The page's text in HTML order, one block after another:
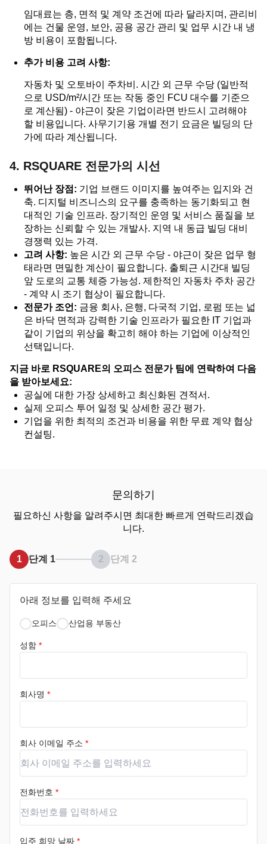
임대료는 층, 면적 및 계약 조건에 따라 달라지며, 관리비
에는 건물 운영, 보안, 공용 공간 관리 및 업무 시간 내 냉
방 비용이 포함됩니다.
추가 비용 고려 사항:
자동차 및 오토바이 주차비. 시간 외 근무 수당 (일반적
으로 USD/m²/시간 또는 작동 중인 FCU 대수를 기준으
로 계산됨) - 야근이 잦은 기업이라면 반드시 고려해야
할 비용입니다. 사무기기용 개별 전기 요금은 빌딩의 단
가에 따라 계산됩니다.
4. RSQUARE 전문가의 시선
뛰어난 장점: 기업 브랜드 이미지를 높여주는 입지와 건
축. 디지털 비즈니스의 요구를 충족하는 동기화되고 현
대적인 기술 인프라. 장기적인 운영 및 서비스 품질을 보
장하는 신뢰할 수 있는 개발사. 지역 내 동급 빌딩 대비
경쟁력 있는 가격.
고려 사항: 높은 시간 외 근무 수당 - 야근이 잦은 업무 형
태라면 면밀한 계산이 필요합니다. 출퇴근 시간대 빌딩
앞 도로의 교통 체증 가능성. 제한적인 자동차 주차 공간
- 계약 시 조기 협상이 필요합니다.
전문가 조언: 금융 회사, 은행, 다국적 기업, 로펌 또는 넓
은 바닥 면적과 강력한 기술 인프라가 필요한 IT 기업과
같이 기업의 위상을 확고히 해야 하는 기업에 이상적인
선택입니다.
지금 바로 RSQUARE의 오피스 전문가 팀에 연락하여 다음
을 받아보세요:
공실에 대한 가장 상세하고 최신화된 견적서.
실제 오피스 투어 일정 및 상세한 공간 평가.
기업을 위한 최적의 조건과 비용을 위한 무료 계약 협상
컨설팅.
문의하기
필요하신 사항을 알려주시면 최대한 빠르게 연락드리겠습
니다.
1 단계 1 2 단계 2
아래 정보를 입력해 주세요
오피스 산업용 부동산
성함 *
회사명 *
회사 이메일 주소 *
전화번호 *
입주 희망 날짜 *